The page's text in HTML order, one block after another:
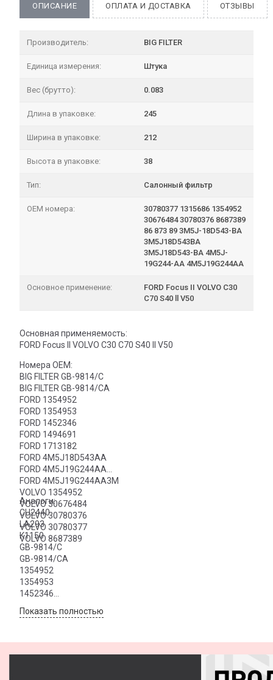
ОПИСАНИЕ ОПЛАТА И ДОСТАВКА ОТЗЫВЫ
Производитель: BIG FILTER
Единица измерения: Штука
Вес (брутто): 0.083
Длина в упаковке: 245
Ширина в упаковке: 212
Высота в упаковке: 38
Тип: Салонный фильтр
OEM номера:
30780377 1315686 1354952
30676484 30780376 8687389
86 873 89 3M5J-18D543-BA
3M5J18D543BA
3M5J18D543-BA 4M5J-
19G244-AA 4M5J19G244AA
Основное применение:
FORD Focus II VOLVO C30
C70 S40 ll V50
Основная применяемость:
FORD Focus II VOLVO C30 C70 S40 ll V50
Номера OEM:
BIG FILTER GB-9814/C
BIG FILTER GB-9814/CA
FORD 1354952
FORD 1354953
FORD 1452346
FORD 1494691
FORD 1713182
FORD 4M5J18D543AA
FORD 4M5J19G244AA
FORD 4M5J19G244AA3M
VOLVO 1354952
VOLVO 30676484
VOLVO 30780376
VOLVO 30780377
VOLVO 8687389
Аналоги:
CU2440
LA293
K1150
GB-9814/C
GB-9814/CA
1354952
1354953
1452346
1713182
Показать полностью